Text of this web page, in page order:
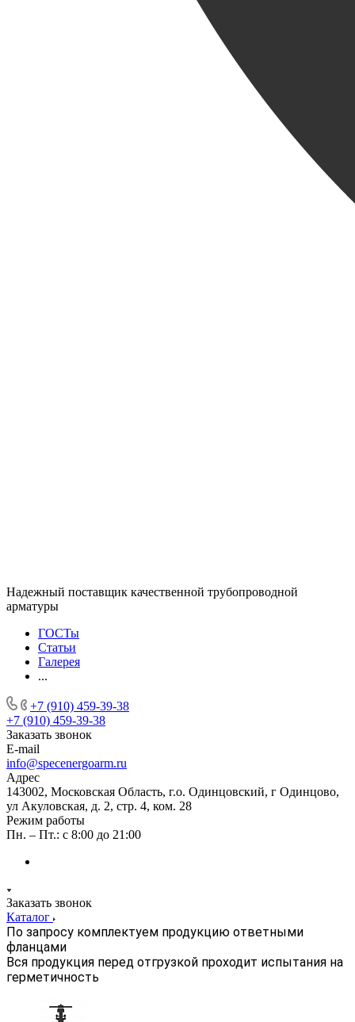
Надежный поставщик качественной трубопроводной
арматуры
ГОСТы
Статьи
Галерея
...
+7 (910) 459-39-38
+7 (910) 459-39-38
Заказать звонок
E-mail
info@specenergoarm.ru
Адрес
143002, Московская Область, г.о. Одинцовский, г Одинцово,
ул Акуловская, д. 2, стр. 4, ком. 28
Режим работы
Пн. – Пт.: с 8:00 до 21:00
Заказать звонок
Каталог
По запросу комплектуем продукцию ответными
фланцами
Вся продукция перед отгрузкой проходит испытания на
герметичность